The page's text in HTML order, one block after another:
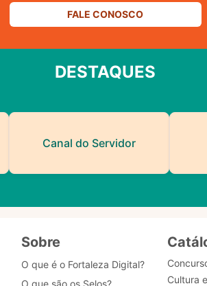
FALE CONOSCO
DESTAQUES
Canal do Servidor
Sobre
O que é o Fortaleza Digital?
O que são os Selos?
Cultura